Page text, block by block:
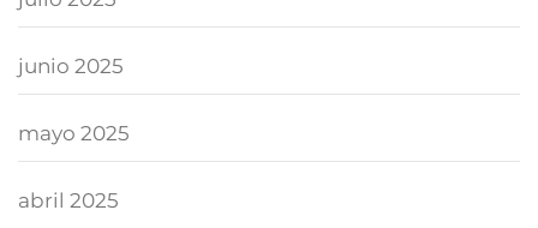
junio 2025
mayo 2025
abril 2025